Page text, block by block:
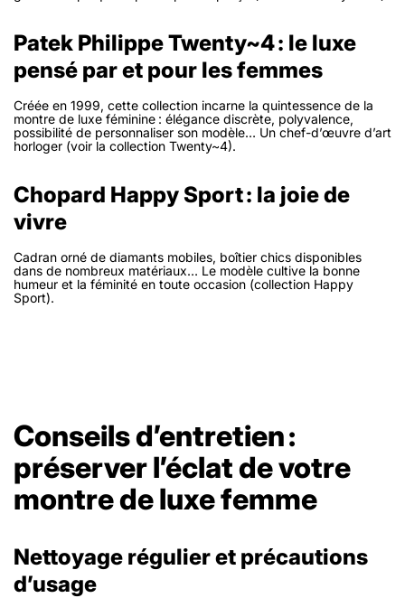
Patek Philippe Twenty~4 : le luxe
pensé par et pour les femmes
Créée en 1999, cette collection incarne la quintessence de la
montre de luxe féminine : élégance discrète, polyvalence,
possibilité de personnaliser son modèle… Un chef-d’œuvre d’art
horloger (voir la collection Twenty~4).
Chopard Happy Sport : la joie de
vivre
Cadran orné de diamants mobiles, boîtier chics disponibles
dans de nombreux matériaux… Le modèle cultive la bonne
humeur et la féminité en toute occasion (collection Happy
Sport).
Conseils d’entretien :
préserver l’éclat de votre
montre de luxe femme
Nettoyage régulier et précautions
d’usage